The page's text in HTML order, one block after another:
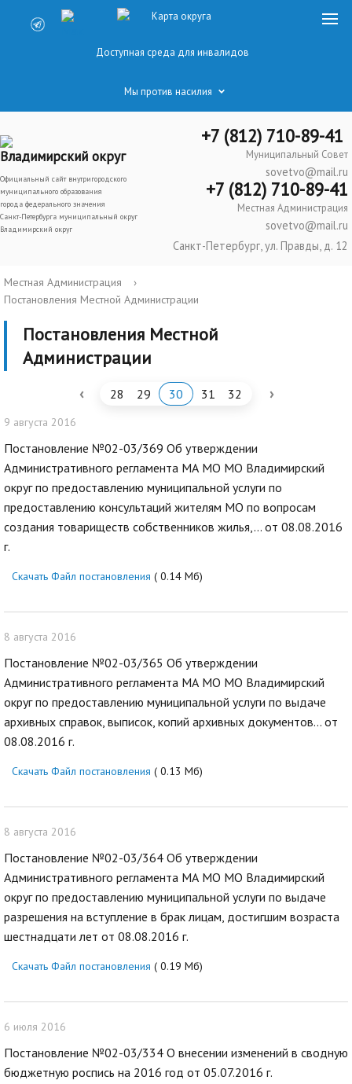
Карта округа
Доступная среда для инвалидов
Мы против насилия
Владимирский округ
Официальный сайт внутригородского
муниципального образования
города федерального значения
Санкт-Петербурга муниципальный округ
Владимирский округ
+7 (812) 710-89-41
Муниципальный Совет
sovetvo@mail.ru
+7 (812) 710-89-41
Местная Администрация
sovetvo@mail.ru
Санкт-Петербург, ул. Правды, д. 12
Местная Администрация
›
Постановления Местной Администрации
Постановления Местной
Администрации
‹ 28 29 30 31 32 ›
9 августа 2016
Постановление №02-03/369 Об утверждении
Административного регламента МА МО МО Владимирский
округ по предоставлению муниципальной услуги по
предоставлению консультаций жителям МО по вопросам
создания товариществ собственников жилья,... от 08.08.2016
г.
Скачать Файл постановления ( 0.14 Мб)
8 августа 2016
Постановление №02-03/365 Об утверждении
Административного регламента МА МО МО Владимирский
округ по предоставлению муниципальной услуги по выдаче
архивных справок, выписок, копий архивных документов... от
08.08.2016 г.
Скачать Файл постановления ( 0.13 Мб)
8 августа 2016
Постановление №02-03/364 Об утверждении
Административного регламента МА МО МО Владимирский
округ по предоставлению муниципальной услуги по выдаче
разрешения на вступление в брак лицам, достигшим возраста
шестнадцати лет от 08.08.2016 г.
Скачать Файл постановления ( 0.19 Мб)
6 июля 2016
Постановление №02-03/334 О внесении изменений в сводную
бюджетную роспись на 2016 год от 05.07.2016 г.